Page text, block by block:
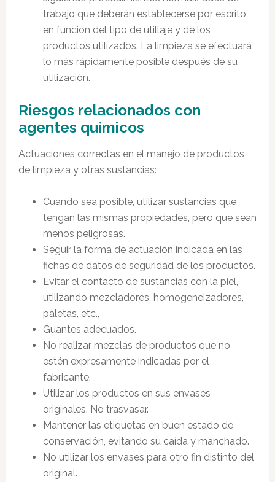
trabajo que deberán establecerse por escrito
en función del tipo de utillaje y de los
productos utilizados. La limpieza se efectuará
lo más rápidamente posible después de su
utilización.
Riesgos relacionados con
agentes químicos
Actuaciones correctas en el manejo de productos
de limpieza y otras sustancias:
Cuando sea posible, utilizar sustancias que
tengan las mismas propiedades, pero que sean
menos peligrosas.
Seguir la forma de actuación indicada en las
fichas de datos de seguridad de los productos.
Evitar el contacto de sustancias con la piel,
utilizando mezcladores, homogeneizadores,
paletas, etc.,
Guantes adecuados.
No realizar mezclas de productos que no
estén expresamente indicadas por el
fabricante.
Utilizar los productos en sus envases
originales. No trasvasar.
Mantener las etiquetas en buen estado de
conservación, evitando su caída y manchado.
No utilizar los envases para otro fin distinto del
original.